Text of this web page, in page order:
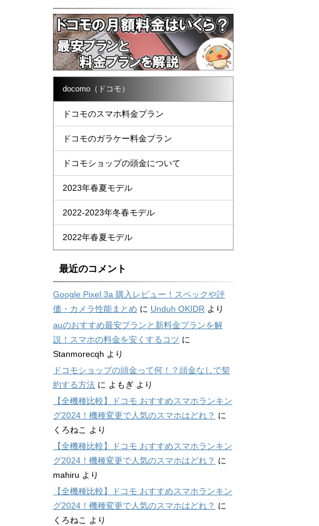
docomo（ドコモ）
ドコモのスマホ料金プラン
ドコモのガラケー料金プラン
ドコモショップの頭金について
2023年春夏モデル
2022-2023年冬春モデル
2022年春夏モデル
最近のコメント
Google Pixel 3a 購入レビュー！スペックや評
価・カメラ性能まとめ に Unduh OKIDR より
auのおすすめ最安プランと新料金プランを解
説！スマホの料金を安くするコツ に
Stanmorecqh より
ドコモショップの頭金って何！？頭金なしで契
約する方法 に よもぎ より
【全機種比較】ドコモ おすすめスマホランキン
グ2024！機種変更で人気のスマホはどれ？ に
くろねこ
より
【全機種比較】ドコモ おすすめスマホランキン
グ2024！機種変更で人気のスマホはどれ？ に
mahiru より
【全機種比較】ドコモ おすすめスマホランキン
グ2024！機種変更で人気のスマホはどれ？ に
くろねこ
より